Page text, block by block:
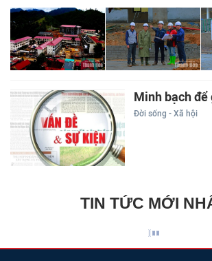
Minh bạch
Đời sống - Xã hội
TIN TỨC MỚI